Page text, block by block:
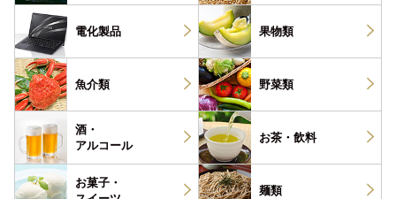
電化製品 果物類
魚介類 野菜類
酒・
アルコール
お茶・ 飲料
お菓子・
麺類